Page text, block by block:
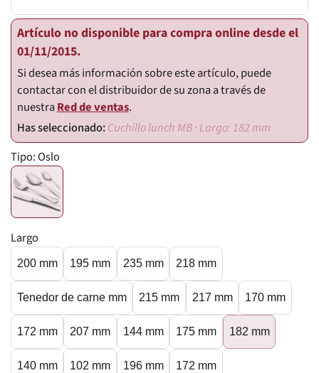
Artículo no disponible para compra online desde el
01/11/2015.
Si desea más información sobre este artículo, puede
contactar con el distribuidor de su zona a través de
nuestraRed de ventas.
Cuchillo lunch MB · Largo: 182 mm
Tipo:Oslo
Largo
200 mm 195 mm 235 mm 218 mm
Tenedor de carne mm 215 mm 217 mm 170 mm
172 mm 207 mm 144 mm 175 mm 182 mm
140 mm 102 mm 196 mm 172 mm